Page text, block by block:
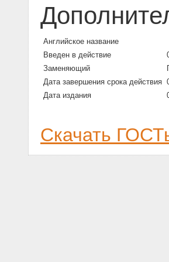
Английское название
Введен в действие
Заменяющий
Дата завершения срока действия
Дата издания
Скачать